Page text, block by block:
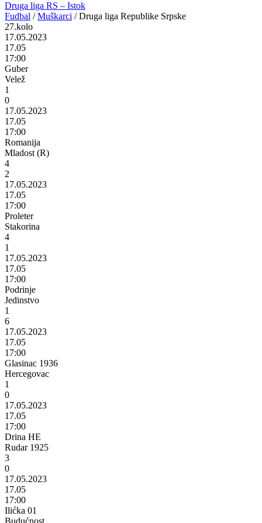
Druga liga RS – Istok
Fudbal / Muškarci / Druga liga Republike Srpske
27.kolo
17.05.2023
17.05
17:00
Guber
Velež
1
0
17.05.2023
17.05
17:00
Romanija
Mladost (R)
4
2
17.05.2023
17.05
17:00
Proleter
Stakorina
4
1
17.05.2023
17.05
17:00
Podrinje
Jedinstvo
1
6
17.05.2023
17.05
17:00
Glasinac 1936
Hercegovac
1
0
17.05.2023
17.05
17:00
Drina HE
Rudar 1925
3
0
17.05.2023
17.05
17:00
Ilićka 01
Budućnost